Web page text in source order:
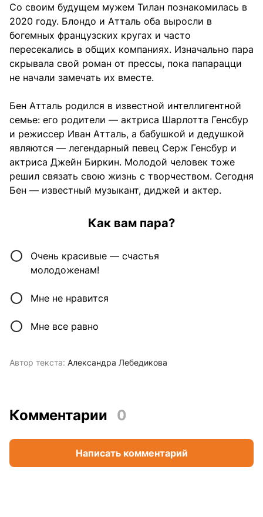
Со своим будущем мужем Тилан познакомилась в
2020 году. Блондо и Атталь оба выросли в
богемных французских кругах и часто
пересекались в общих компаниях. Изначально пара
скрывала свой роман от прессы, пока папарацци
не начали замечать их вместе.
Бен Атталь родился в известной интеллигентной
семье: его родители — актриса Шарлотта Генсбур
и режиссер Иван Атталь, а бабушкой и дедушкой
являются — легендарный певец Серж Генсбур и
актриса Джейн Биркин. Молодой человек тоже
решил связать свою жизнь с творчеством. Сегодня
Бен — известный музыкант, диджей и актер.
Как вам пара?
Очень красивые — счастья
молодоженам!
Мне не нравится
Мне все равно
Автор текста: Александра Лебедикова
Комментарии 0
Написать комментарий